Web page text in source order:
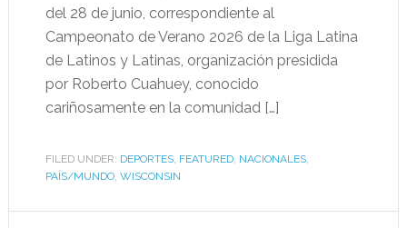
del 28 de junio, correspondiente al
Campeonato de Verano 2026 de la Liga Latina
de Latinos y Latinas, organización presidida
por Roberto Cuahuey, conocido
cariñosamente en la comunidad […]
FILED UNDER: DEPORTES, FEATURED, NACIONALES,
PAÍS/MUNDO, WISCONSIN